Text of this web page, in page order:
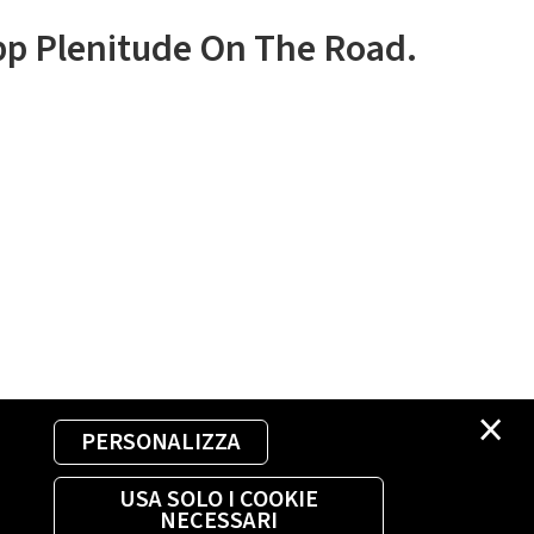
×
PERSONALIZZA
USA SOLO I COOKIE
NECESSARI
Plenitude On The Road.